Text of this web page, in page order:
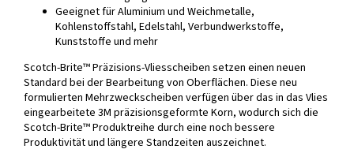
Geeignet für Aluminium und Weichmetalle,
Kohlenstoffstahl, Edelstahl, Verbundwerkstoffe,
Kunststoffe und mehr
Scotch-Brite™ Präzisions-Vliesscheiben setzen einen neuen
Standard bei der Bearbeitung von Oberflächen. Diese neu
formulierten Mehrzweckscheiben verfügen über das in das Vlies
eingearbeitete 3M präzisionsgeformte Korn, wodurch sich die
Scotch-Brite™ Produktreihe durch eine noch bessere
Produktivität und längere Standzeiten auszeichnet.